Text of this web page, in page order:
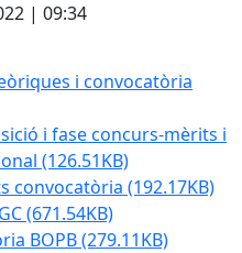
| 09:34
i convocatòria
i fase concurs-mèrits i
(126.51KB)
convocatòria (192.17KB)
(671.54KB)
BOPB(279.11KB)